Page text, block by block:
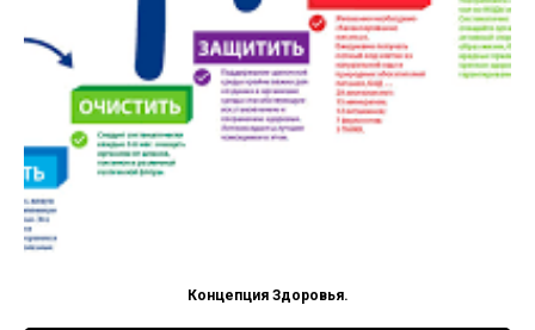
Концепция Здоровья.